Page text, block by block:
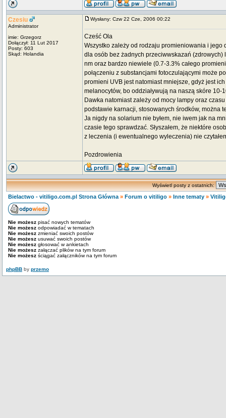
Czesiu
Administrator
imie: Grzegorz
Dołączył: 11 Lut 2017
Posty: 603
Skąd: Holandia
Wysłany: Czw 22 Cze, 2006 00:22
Cześć Ola
Wszystko zależy od rodzaju promieniowania i jego
dla osób bez żadnych przeciwwskazań
nm oraz bardzo niewiele (0.7-3.3% całego
połączeniu z substancjami fotoczulającymi może
promieni UVB jest natomiast mniejsze, gdyż jest
melanocytów, bo oddziaływują na naszą skóre
Dawka natomiast zależy od mocy lampy oraz
podstawie karnacji, stosowanych środków, można
Ja nigdy na solarium nie byłem, nie iwem jak na
czasie tego sprawdzać. Słyszałem, że niektóre
z leczenia (i ewentualnego wyleczenia) nie
Pozdrowienia
Wyświetl posty z ostatnich:
Bielactwo - vitiligo.com.pl Strona Główna » Forum o vitiligo » Inne tematy »
Nie możesz pisać nowych tematów
Nie możesz odpowiadać w tematach
Nie możesz zmieniać swoich postów
Nie możesz usuwać swoich postów
Nie możesz głosować w ankietach
Nie możesz załączać plików na tym forum
Nie możesz ściągać załączników na tym forum
phpBB by przemo